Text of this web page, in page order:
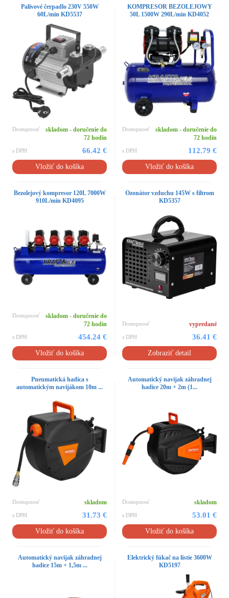
Palivové čerpadlo 230V 550W
60L/min KD5537
Dostupnosť
skladom - doručenie do
72 hodín
s DPH 66.42 €
Vložiť do košíka
KOMPRESOR BEZOLEJOWY
50L 1500W 290L/min KD4052
Dostupnosť
skladom - doručenie do
72 hodín
s DPH 112.79 €
Vložiť do košíka
Bezolejový kompresor 120L 7000W
910L/min KD4095
Dostupnosť
skladom - doručenie do
72 hodín
s DPH 454.24 €
Vložiť do košíka
Ozonátor vzduchu 145W s filtrom
KD5357
Dostupnosť vypredané
s DPH 36.41 €
Zobraziť detail
Pneumatická hadica s
automatickým navijákom 10m ...
Dostupnosť skladom
s DPH 31.73 €
Vložiť do košíka
Automatický navijak záhradnej
hadice 20m + 2m (1...
Dostupnosť skladom
s DPH 53.01 €
Vložiť do košíka
Automatický navijak záhradnej
hadice 15m + 1,5m ...
Elektrický fúkač na lístie 3600W
KD5197